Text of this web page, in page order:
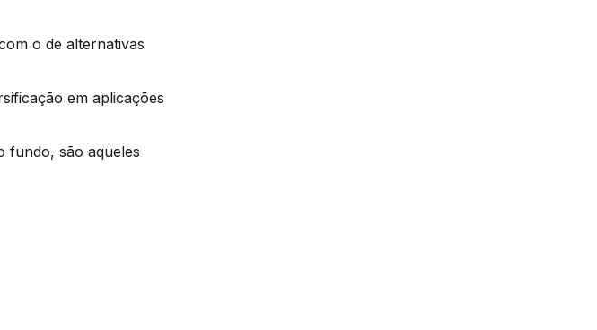
o de alternativas
em aplicações
fundo, são aqueles